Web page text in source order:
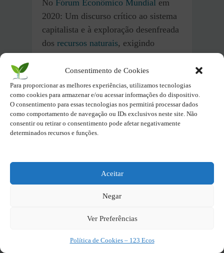
Consentimento de Cookies
Para proporcionar as melhores experiências, utilizamos tecnologias
como cookies para armazenar e/ou acessar informações do dispositivo.
O consentimento para essas tecnologias nos permitirá processar dados
como comportamento de navegação ou IDs exclusivos neste site. Não
consentir ou retirar o consentimento pode afetar negativamente
determinados recursos e funções.
Aceitar
Negar
Ver Preferências
Política de Cookies – 123 Ecos
No Fórum Econômico Mundial em
2020: Um discurso crítico ao sistema
capitalista e à exploração desenfreada
dos recursos naturais, exigindo
mudanças profundas para garantir um
futuro sustentável.
Discurso na Conferência das Nações
Unidas sobre Mudanças Climáticas de
2021 (COP26): Um discurso que
destacou a inação dos governos e
principalmente a necessidade de ações
mudanças climáticas.
Quais os principais prêmios e
por sua atuação?
Prêmio Right Livelihood (2019):